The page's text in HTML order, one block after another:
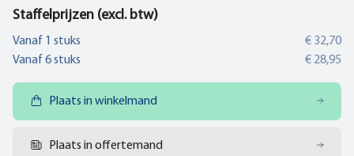
Staffelprijzen (excl. btw)
Vanaf 1 stuks
€ 32,70
Vanaf 6stuks € 28,95
Plaats in winkelmand
Plaats in offertemand